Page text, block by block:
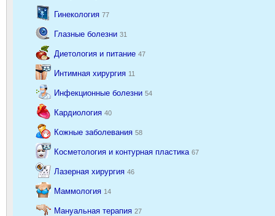
Гинекология 77
Глазные болезни 31
Диетология и питание 47
Интимная хирургия 11
Инфекционные болезни 54
Кардиология 40
Кожные заболевания 58
Косметология и контурная пластика 67
Лазерная хирургия 46
Маммология 14
Мануальная терапия 27